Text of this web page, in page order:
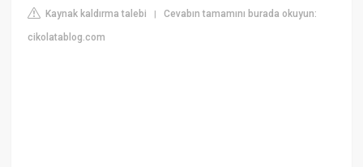
Kaynak kaldırma talebi |Cevabın tamamını burada okuyun:
cikolatablog.com